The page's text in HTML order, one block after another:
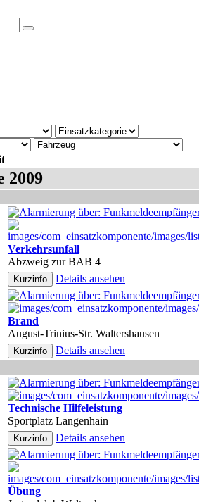
2009
Verkehrsunfall
Abzweig zur BAB 4
Details ansehen
Brand
August-Trinius-Str. Waltershausen
Details ansehen
Technische Hilfeleistung
Sportplatz Langenhain
Details ansehen
Übung